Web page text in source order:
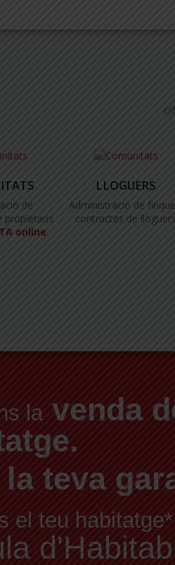
de
propietaris
online
LLOGUERS
Administració de
contractes de lloguers
la venda
la teva
el teu